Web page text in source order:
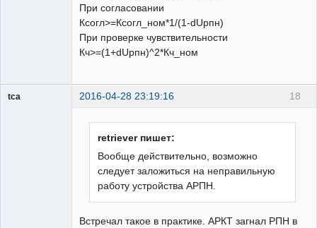
При согласовании
Ксогл>=Ксогл_ном*1/(1-dUрпн)
При проверке чувствительности
Кч>=(1+dUрпн)^2*Кч_ном
18
tca 2016-04-28 23:19:16
retriever пишет:
Вообще действительно, возможно
следует заложиться на неправильную
работу устройства АРПН.
Встречал такое в практике. АРКТ загнал РПН в